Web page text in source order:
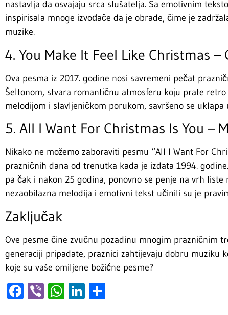
nastavlja da osvajaju srca slušatelja. Sa emotivnim
inspirisala mnoge izvođače da je obrade, čime je
muzike.
4. You Make It Feel Like Christmas –
Ova pesma iz 2017. godine nosi savremeni pečat
Šeltonom, stvara romantičnu atmosferu koju prate
melodijom i slavljeničkom porukom, savršeno se
5. All I Want For Christmas Is You –
Nikako ne možemo zaboraviti pesmu “All I Want For
prazničnih dana od trenutka kada je izdata 1994.
pa čak i nakon 25 godina, ponovno se penje na vrh liste
nezaobilazna melodija i emotivni tekst učinili su je
Zaključak
Ove pesme čine zvučnu pozadinu mnogim prazničnim
generaciji pripadate, praznici zahtijevaju dobru muziku
koje su vaše omiljene božićne pesme?
Facebook
ViberWhatsApp
LinkedIn